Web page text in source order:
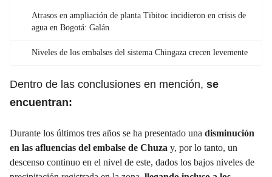
Atrasos en ​ampliación de ​planta Tibitoc incidieron en ​crisis de
agua en Bogotá: Galán
Niveles de los embalses del sistema Chingaza crecen levemente
Dentro de las conclusiones en mención, se
encuentran:
Durante los últimos tres años se ha presentado una disminución
en las afluencias del embalse de Chuza y, por lo tanto, un
descenso continuo en el nivel de este, dados los bajos niveles de